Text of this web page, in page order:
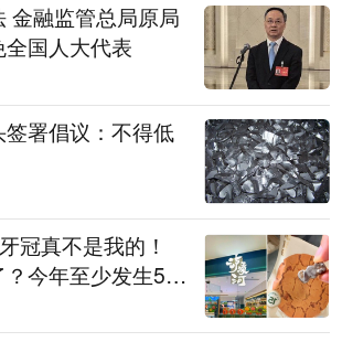
金融监管总局原局
国人大代表
署倡议：不得低
冠真不是我的！
今年至少发生5